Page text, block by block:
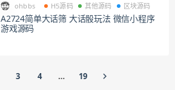
ohbbs H5源码 其他源码 区块源码
A2724简单大话筛 大话骰玩法 微信小程序
游戏源码
3 4 … 19